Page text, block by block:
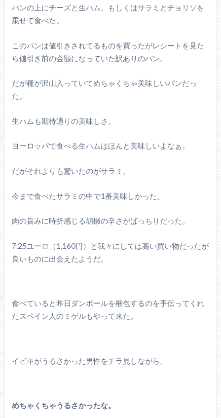
パンの上にチーズと生ハム、もしくはサラミとチョリソを
乗せて食べた。
このパンは値引きされてるものを買ったがレシートを見た
ら値引き前の金額になっていた訳ありのパン。
だが種が沢山入っていてめちゃくちゃ美味しいパンだっ
た。
生ハムも期待通りの美味しさ。
ヨーロッパで食べる生ハムはほんと美味しいよなぁ。
だがそれよりも驚いたのがサラミ。
今まで食べたサラミの中で1番美味しかった。
肉の旨みに時折感じる胡椒の辛さがばっちりだった。
7.25ユーロ（1,160円）と我々にしては高い買い物だったが
良いものに出会えたようだ。
食べていると昨日ダンボールを梱包するのを手伝ってくれ
たスペイン人のミゲルもやって来た。
イビキがうるさかった男性をチラ見しながら、
めちゃくちゃうるさかったな。